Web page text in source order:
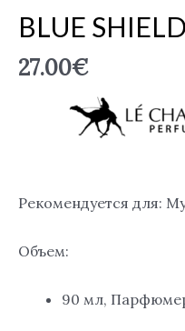
BLUE
27.00€
Рекомендуется для:
Объем:
90 мл,